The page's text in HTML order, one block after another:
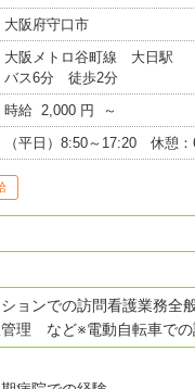
大阪府守口市
大阪メトロ谷町線 大日駅
バス6分 徒歩2分
時給 2,000 円 ～
（平日）8:50～17:20 休憩
ョンでの訪問看護業務全
理 など※電動自転車での